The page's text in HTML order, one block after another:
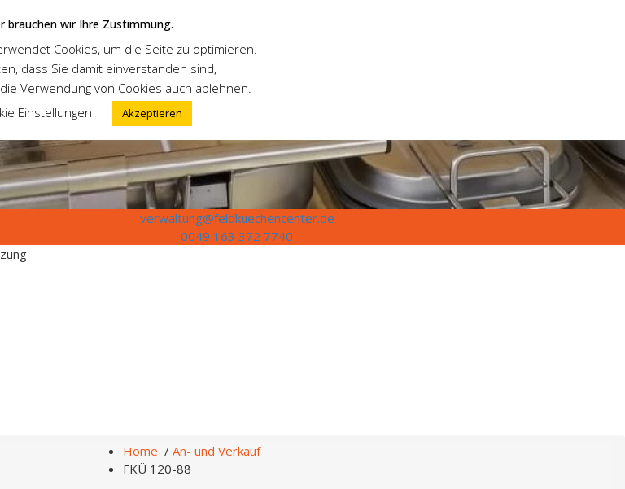
verwaltung@feldkuechencenter.de
0049 163 372 7740
Home / An- und Verkauf
FKÜ 120-88
brauchen wir Ihre Zustimmung.
Cookies, um die Seite zu optimieren.
dass Sie damit einverstanden sind,
Verwendung von Cookies auch ablehnen.
Einstellungen
Akzeptieren